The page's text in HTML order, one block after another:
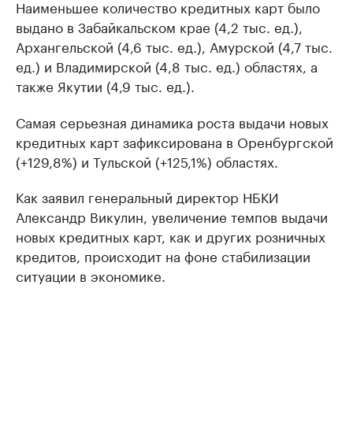
Наименьшее количество кредитных карт было
выдано в Забайкальском крае (4,2 тыс. ед.),
Архангельской (4,6 тыс. ед.), Амурской (4,7 тыс.
ед.) и Владимирской (4,8 тыс. ед.) областях, а
также Якутии (4,9 тыс. ед.).
Самая серьезная динамика роста выдачи новых
кредитных карт зафиксирована в Оренбургской
(+129,8%) и Тульской (+125,1%) областях.
Как заявил генеральный директор НБКИ
Александр Викулин, увеличение темпов выдачи
новых кредитных карт, как и других розничных
кредитов, происходит на фоне стабилизации
ситуации в экономике.